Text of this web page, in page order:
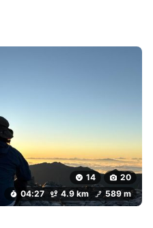
14
20
04:27
4.9 km 589 m